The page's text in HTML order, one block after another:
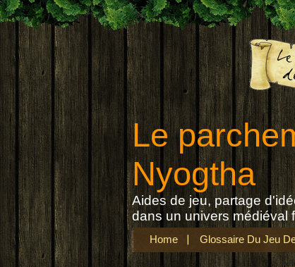
Le
Nyogtha
Aides de jeu, partage
dans un univers médiéval
Home Glossaire Du Jeu